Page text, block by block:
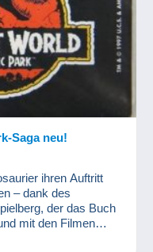
Saga neu!
ihren Auftritt
– dank des
der das Buch
mit den Filmen